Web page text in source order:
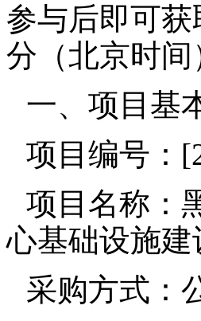
参与后即可获
分（北京时
一、项目基
项目编号：
项目名称：
心基础设施
采购方式：